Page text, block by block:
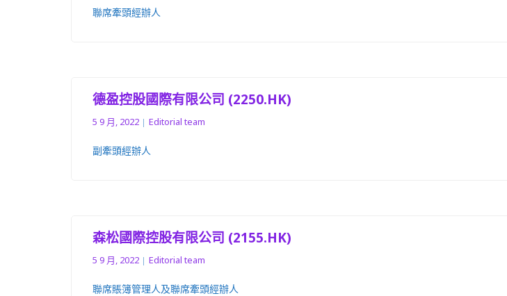
聯席牽頭經辦人
德盈控股國際有限公司 (2250.HK)
5 9 月, 2022 Editorial team
副牽頭經辦人
森松國際控股有限公司 (2155.HK)
5 9 月, 2022 Editorial team
聯席賬簿管理人及聯席牽頭經辦人